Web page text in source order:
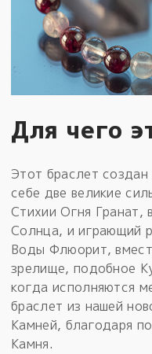
Для чего
Этот браслет
себе две великие
Стихии Огня Гранат,
Солнца, и играющий
Воды Флюорит,
зрелище, подобное
когда исполняются
браслет из нашей
Камней, благодаря
Камня.